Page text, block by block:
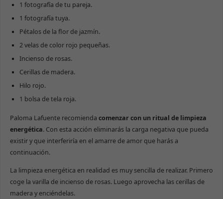
1 fotografía de tu pareja.
1 fotografía tuya.
Pétalos de la flor de jazmín.
2 velas de color rojo pequeñas.
Incienso de rosas.
Cerillas de madera.
Hilo rojo.
1 bolsa de tela roja.
Paloma Lafuente recomienda comenzar con un ritual de limpieza
energética. Con esta acción eliminarás la carga negativa que pueda
existir y que interferiría en el amarre de amor que harás a
continuación.
La limpieza energética en realidad es muy sencilla de realizar. Primero
coge la varilla de incienso de rosas. Luego aprovecha las cerillas de
madera y enciéndelas.